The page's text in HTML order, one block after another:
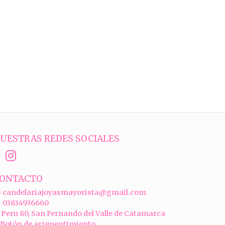
REDES SOCIALES
candelariajoyasmayorista@gmail.com
03834936660
Peru 80, San Fernando del Valle de Catamarca